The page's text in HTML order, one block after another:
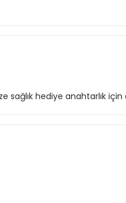
sağlık hediye anahtarlık için